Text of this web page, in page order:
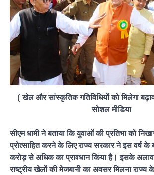
( खेल और सांस्कृतिक गतिविधियों को मिलेगा
सोशल मीडिया
सीएम धामी ने बताया कि युवाओं की प्रतिभा को
प्रोत्साहित करने के लिए राज्य सरकार ने इस वर्ष
करोड़ से अधिक का प्रावधान किया है। इसके
राष्ट्रीय खेलों की मेजबानी का अवसर मिलना